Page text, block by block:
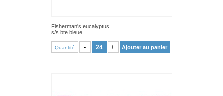
Fisherman's eucalyptus
s/s bte bleue
Quantité - + Ajouter au panier